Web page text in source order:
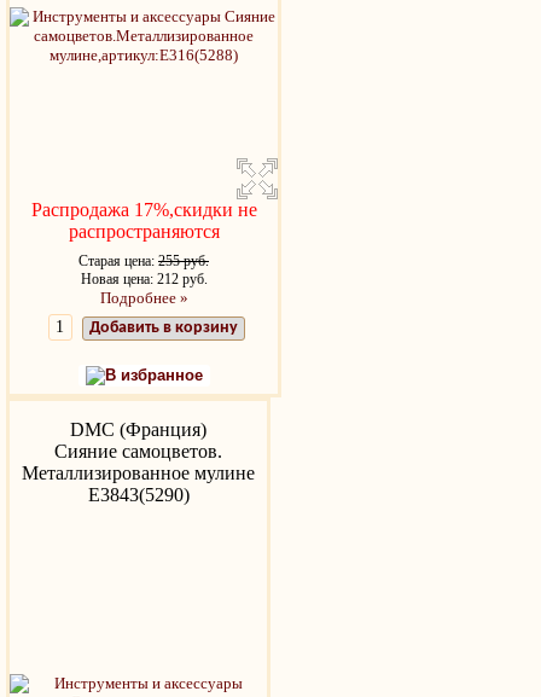
Распродажа 17%,скидки не
распространяются
Старая цена: 255 руб.
Новая цена: 212 руб.
Подробнее »
Добавить в корзину
В избранное
DMC (Франция)
Сияние самоцветов.
Металлизированное мулине
Е3843(5290)